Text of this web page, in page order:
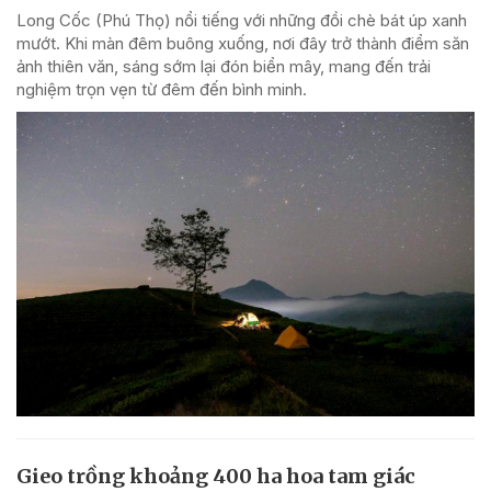
Long Cốc (Phú Thọ) nổi tiếng với những đồi chè bát úp xanh
mướt. Khi màn đêm buông xuống, nơi đây trở thành điểm săn
ảnh thiên văn, sáng sớm lại đón biển mây, mang đến trải
nghiệm trọn vẹn từ đêm đến bình minh.
Gieo trồng khoảng 400 ha hoa tam giác